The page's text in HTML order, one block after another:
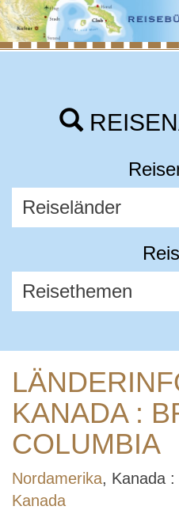
KANADA :
COLUMBIA
Nordamerika, Kanada :
Kanada